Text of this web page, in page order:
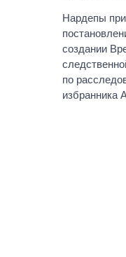
Нардепы
создании
по
избранника